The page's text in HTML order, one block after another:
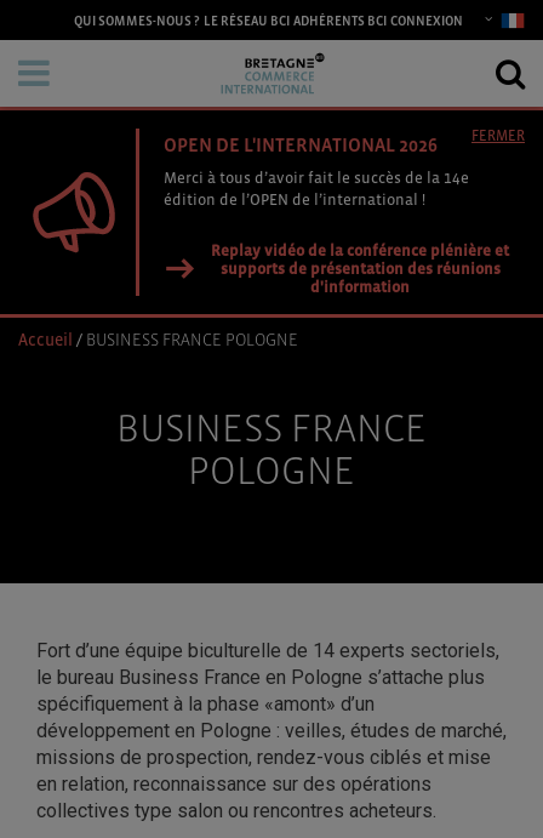
QUI SOMMES-NOUS ? LE RÉSEAU BCI ADHÉRENTS BCI CONNEXION
OPEN DE L'INTERNATIONAL 2026
Merci à tous d’avoir fait le succès de la 14e
édition de l’OPEN de l’international !
Replay vidéo de la conférence plénière et
supports de présentation des réunions
d'information
FERMER
Accueil / BUSINESS FRANCE POLOGNE
BUSINESS FRANCE
POLOGNE
Fort d’une équipe biculturelle de 14 experts sectoriels,
le bureau Business France en Pologne s’attache plus
spécifiquement à la phase «amont» d’un
développement en Pologne : veilles, études de marché,
missions de prospection, rendez-vous ciblés et mise
en relation, reconnaissance sur des opérations
collectives type salon ou rencontres acheteurs.